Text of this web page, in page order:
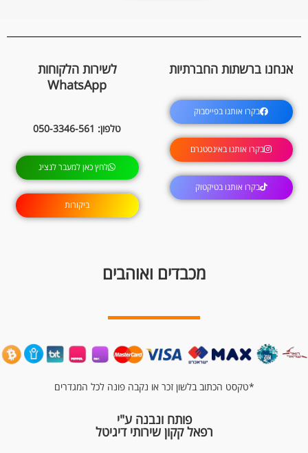
אנחנו ברשתות החברתיות
בקרו אותנו בפייסבוק
בקרו אותנו באינסטגרם
בקרו אותנו בטיקטוק
לשירות הלקוחות
WhatsApp
טלפון: 050-3346-561
לחץ כאן למעבר לנציג
ביקורות
מכבדים ואוהבים
*טקסט הכתוב בלשון זכר או נקבה פונה לכל המגדרים
פותח ונבנה ע"י
רפאל קקון שירותי דיגיטל